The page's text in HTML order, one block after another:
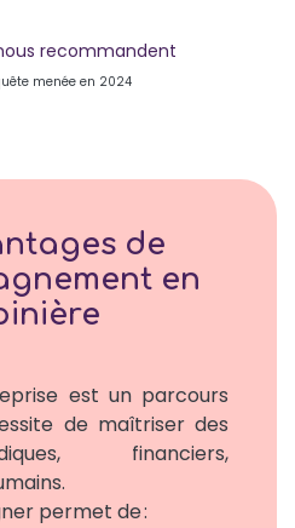
recommandent
menée en 2024
de
en
est un parcours
de maîtriser des
financiers,
permet de :​